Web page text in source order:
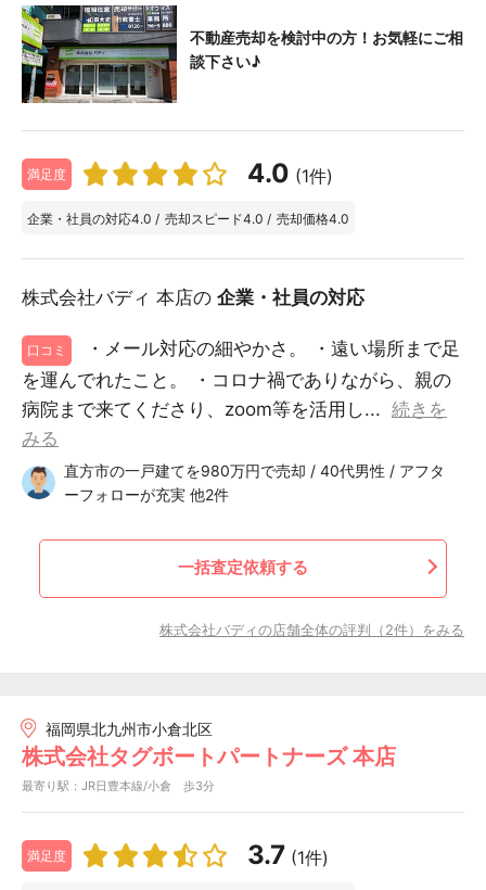
不動産売却を検討中の方！お気軽にご相
談下さい♪
満足度 4.0 (1件)
企業・社員の対応4.0 / 売却スピード4.0 / 売却価格4.0
株式会社バディ 本店の 企業・社員の対応
口コミ
・メール対応の細やかさ。 ・遠い場所まで足
を運んでれたこと。 ・コロナ禍でありながら、親の
病院まで来てくださり、zoom等を活用し... 続きを
みる
直方市の一戸建てを980万円で売却 / 40代男性 / アフタ
ーフォローが充実 他2件
一括査定依頼する
株式会社バディの店舗全体の評判（2件）をみる
福岡県北九州市小倉北区
株式会社タグボートパートナーズ 本店
最寄り駅：JR日豊本線/小倉 歩3分
満足度 3.7 (1件)